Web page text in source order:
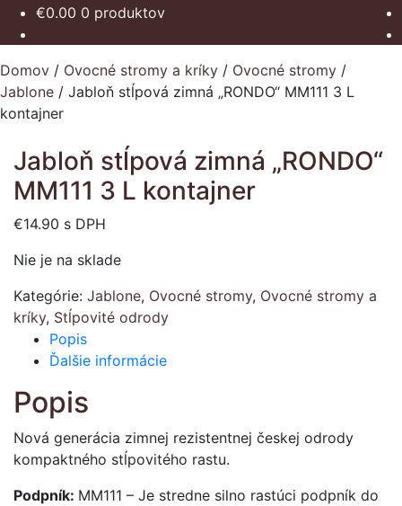
€0.00 0 produktov
Domov / Ovocné stromy a kríky / Ovocné stromy /
Jablone / Jabloň stĺpová zimná „RONDO“ MM111 3 L
kontajner
Jabloň stĺpová zimná „RONDO“
MM111 3 L kontajner
€14.90 s DPH
Nie je na sklade
Kategórie: Jablone, Ovocné stromy, Ovocné stromy a
kríky, Stĺpovité odrody
Popis
Ďalšie informácie
Popis
Nová generácia zimnej rezistentnej českej odrody
kompaktného stĺpovitého rastu.
Podpník: MM111 – Je stredne silno rastúci podpník do